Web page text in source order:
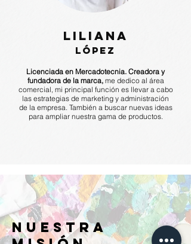
LILIANA
lópez
Licenciada en Mercadotecnia. Creadora y
fundadora de la marca,me dedico al área
comercial, mi principal función es llevar a cabo
las estrategias de marketing y administración
de la empresa. También a buscar nuevas ideas
para ampliar nuestra gama de productos.
nuestra